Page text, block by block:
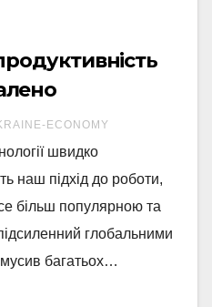
ECONOMY
швидко
наш підхід до роботи,
більш популярною та
глобальними
багатьох…